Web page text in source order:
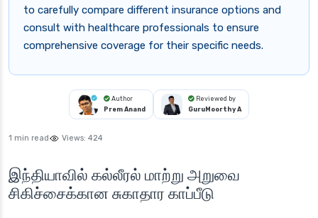
to carefully compare different insurance options and
consult with healthcare professionals to ensure
comprehensive coverage for their specific needs.
Author
Prem Anand
Reviewed by
GuruMoorthy A
1 min read Views: 424
இந்தியாவில் கல்லீரல் மாற்று அறுவை
சிகிச்சைக்கான சுகாதார காப்பீடு